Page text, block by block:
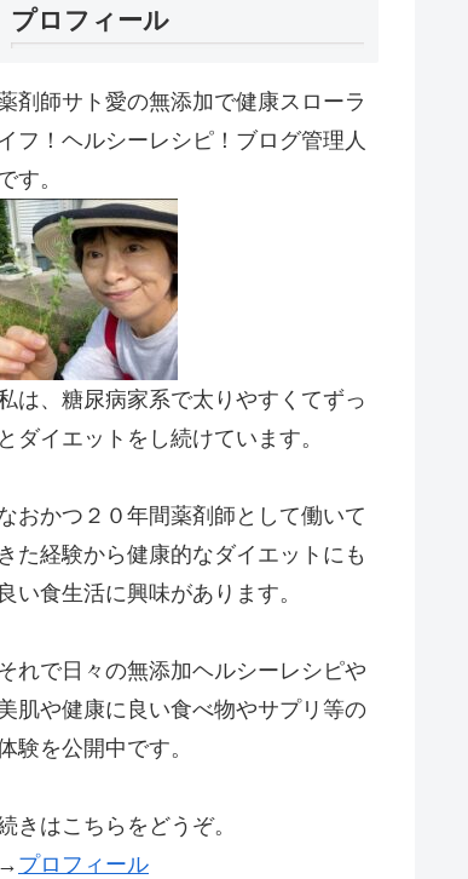
プロフィール
剤師サト愛の無添加で健康スローラ
イフ！ヘルシーレシピ！ブログ管理人
す。
は、糖尿病家系で太りやすくてずっ
とダイエットをし続けています。
おかつ２０年間薬剤師として働いて
きた経験から健康的なダイエットにも
良い食生活に興味があります。
れで日々の無添加ヘルシーレシピや
肌や健康に良い食べ物やサプリ等の
験を公開中です。
きはこちらをどうぞ。
→ プロフィール